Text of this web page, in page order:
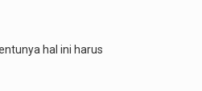
hal ini harus